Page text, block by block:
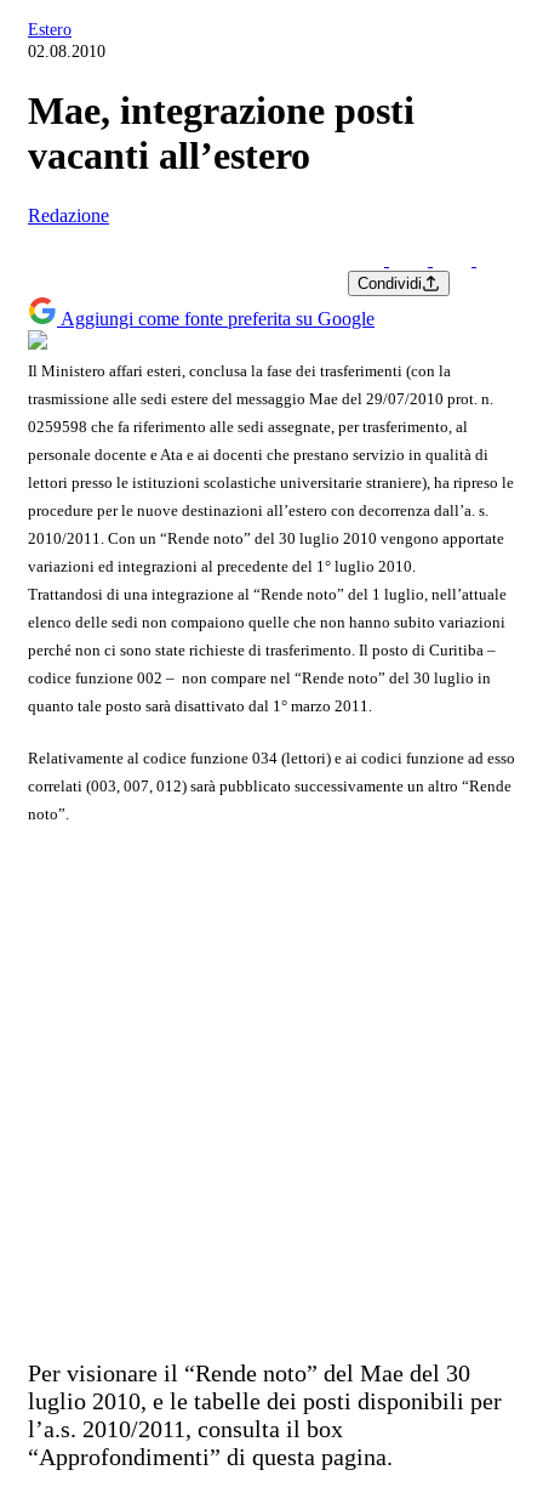
Estero
02.08.2010
Mae, integrazione posti
vacanti all’estero
Redazione
Condividi
Aggiungi come fonte preferita su Google
Il Ministero affari esteri, conclusa la fase dei trasferimenti (con la
trasmissione alle sedi estere del messaggio Mae del 29/07/2010 prot. n.
0259598 che fa riferimento alle sedi assegnate, per trasferimento, al
personale docente e Ata e ai docenti che prestano servizio in qualità di
lettori presso le istituzioni scolastiche universitarie straniere), ha ripreso le
procedure per le nuove destinazioni all’estero con decorrenza dall’a. s.
2010/2011. Con un “Rende noto” del 30 luglio 2010 vengono apportate
variazioni ed integrazioni al precedente del 1° luglio 2010.
Trattandosi di una integrazione al “Rende noto” del 1 luglio, nell’attuale
elenco delle sedi non compaiono quelle che non hanno subito variazioni
perché non ci sono state richieste di trasferimento. Il posto di Curitiba –
codice funzione 002 – non compare nel “Rende noto” del 30 luglio in
quanto tale posto sarà disattivato dal 1° marzo 2011.
Relativamente al codice funzione 034 (lettori) e ai codici funzione ad esso
correlati (003, 007, 012) sarà pubblicato successivamente un altro “Rende
noto”.
Per visionare il “Rende noto” del Mae del 30
luglio 2010, e le tabelle dei posti disponibili per
l’a.s. 2010/2011, consulta il box
“Approfondimenti” di questa pagina.